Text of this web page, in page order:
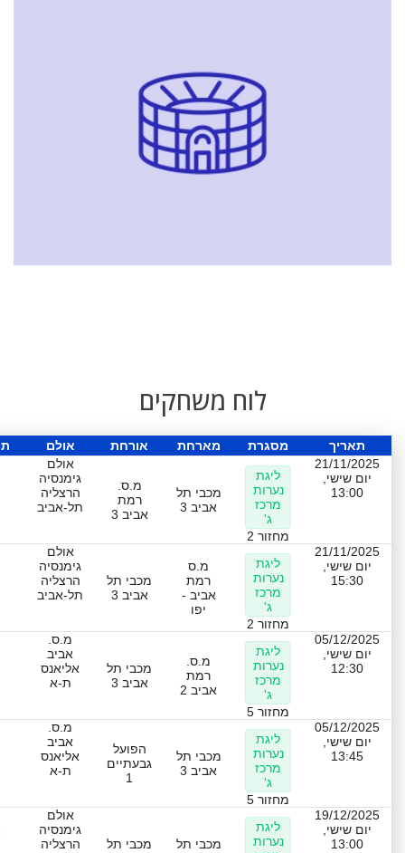
לוח משחקים
תאריך מסגרת מארחת אורחת אולם
21/11/2025
יום שישי,
13:00
ליגת
נערות
מרכז
ג'
מחזור 2
מכבי תל
אביב 3
מ.ס.
רמת
אביב 3
אולם
גימנסיה
הרצליה
תל-אביב
21/11/2025
יום שישי,
15:30
ליגת
נערות
מרכז
ג'
מחזור 2
מ.ס
רמת
אביב -
יפו
מכבי תל
אביב 3
אולם
גימנסיה
הרצליה
תל-אביב
05/12/2025
יום שישי,
12:30
ליגת
נערות
מרכז
ג'
מחזור 5
מ.ס.
רמת
אביב 2
מכבי תל
אביב 3
מ.ס.
אביב
אליאנס
ת-א
05/12/2025
יום שישי,
13:45
ליגת
נערות
מרכז
ג'
מחזור 5
מכבי תל
אביב 3
הפועל
גבעתיים
1
מ.ס.
אביב
אליאנס
ת-א
19/12/2025
יום שישי,
13:00
ליגת
נערות
מכבי תל
מכבי תל
אולם
גימנסיה
הרצליה